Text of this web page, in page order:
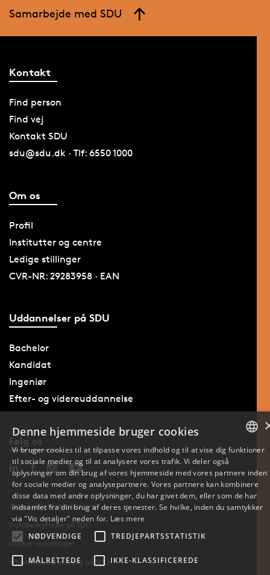
Samarbejde med SDU
Kontakt
Find person
Find vej
Kontakt SDU
sdu@sdu.dk · Tlf: 6550 1000
Om os
Profil
Institutter og centre
Ledige stillinger
CVR-NR: 29283958 · EAN
Uddannelser på SDU
Bachelor
Kandidat
Ingeniør
Efter- og videreuddannelse
Følg os
Tilgængelighedserklæring
Databeskyttelse på SDU
Cookie-indstillinger
Whistleblowerordning på SDU
ENGLISH
Denne hjemmeside bruger cookies
Vi bruger cookies til at tilpasse vores indhold og til at vise dig funktioner
til sociale medier og til at analysere vores trafik. Vi deler også
oplysninger om din brug af vores hjemmeside med vores partnere inden
for sociale medier og analysepartnere. Vores partnere kan kombinere
disse data med andre oplysninger, du har givet dem, eller som de har
indsamlet fra din brug af deres tjenester. Se hvilke, inden du samtykker
via "Vis detaljer" neden for. Læs mere
NØDVENDIGE
TREDJEPARTSSTATISTIK
MÅLRETTEDE IKKE-KLASSIFICEREDE